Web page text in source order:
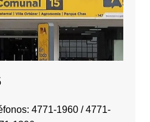
4771-1960 / 4771-